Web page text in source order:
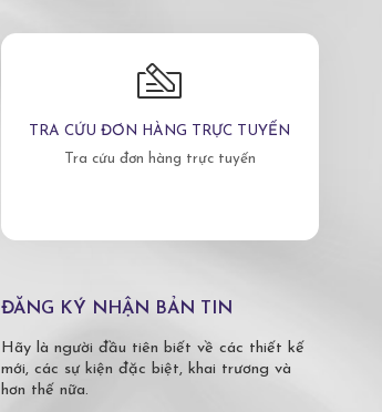
TRA CỨU ĐƠN HÀNG TRỰC TUYẾN
Tra cứu đơn hàng trực tuyến
ĐĂNG KÝ NHẬN BẢN TIN
Hãy là người đầu tiên biết về các thiết kế
mới, các sự kiện đặc biệt, khai trương và
hơn thế nữa.